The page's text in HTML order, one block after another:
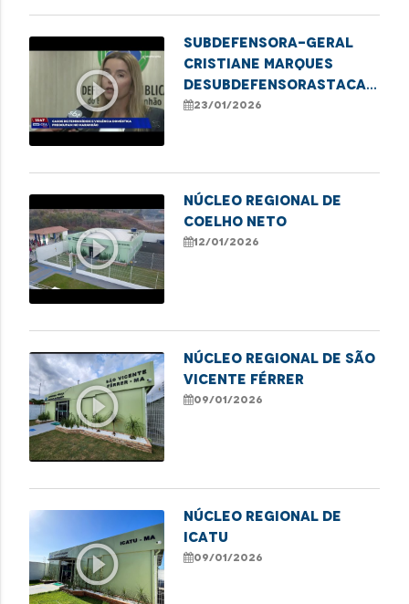
play_circle_outline
Subdefensora-Geral
Cristiane Marques
deSubdefensorastaca
Defensoria Protetiva
23/01/2026
play_circle_outline
NÚCLEO REGIONAL DE
COELHO NETO
12/01/2026
play_circle_outline
NÚCLEO REGIONAL DE SÃO
VICENTE FÉRRER
09/01/2026
play_circle_outline
NÚCLEO REGIONAL DE
ICATU
09/01/2026